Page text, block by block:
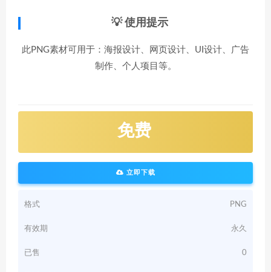
💡 使用提示
此PNG素材可用于：海报设计、网页设计、UI设计、广告
制作、个人项目等。
免费
立即下载
格式 PNG
有效期 永久
已售 0